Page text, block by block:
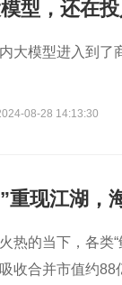
型，还在投
大模型进入到了
08-28 14:13:30
重现江湖，
热的当下，各类
收合并市值约88